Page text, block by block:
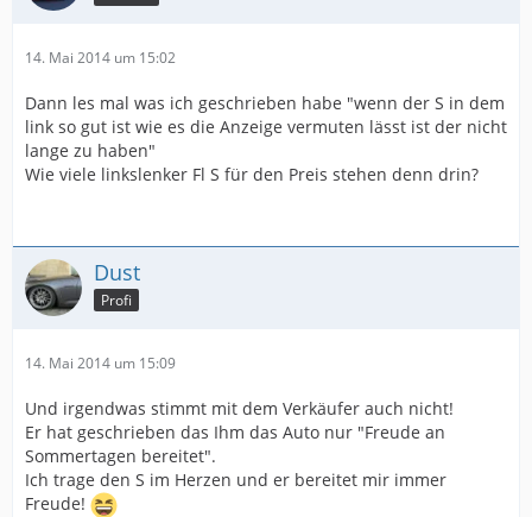
14. Mai 2014 um 15:02
Dann les mal was ich geschrieben habe "wenn der S in dem
link so gut ist wie es die Anzeige vermuten lässt ist der nicht
lange zu haben"
Wie viele linkslenker Fl S für den Preis stehen denn drin?
Dust
Profi
14. Mai 2014 um 15:09
Und irgendwas stimmt mit dem Verkäufer auch nicht!
Er hat geschrieben das Ihm das Auto nur "Freude an
Sommertagen bereitet".
Ich trage den S im Herzen und er bereitet mir immer
Freude!